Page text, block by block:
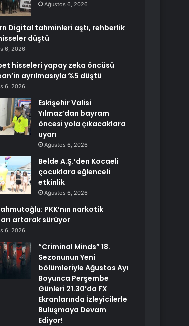
Ağustos 6, 2026
Digital tahminleri aştı, rehberlik
düştü
6, 2026
hisseleri yapay zeka öncüsü
ayrılmasıyla %5 düştü
6, 2026
Eskişehir Valisi
Yılmaz’dan bayram
öncesi yola çıkacaklara
uyarı
Ağustos 6, 2026
Belde A.Ş.’den Kocaeli
çocuklara eğlenceli
etkinlik
Ağustos 6, 2026
PKK’nın narkotik
artarak sürüyor
6, 2026
“Criminal Minds” 18.
Sezonunun Yeni
bölümleriyle Ağustos Ayı
Boyunca Perşembe
Günleri 21.30’da FX
Ekranlarında İzleyicilerle
Buluşmaya Devam
Ediyor!